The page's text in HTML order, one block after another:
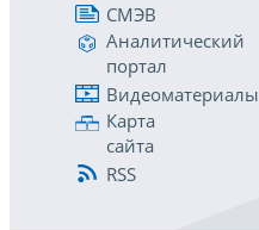
СМЭВ
Аналитический
портал
Видеоматериалы
Карта
сайта
RSS